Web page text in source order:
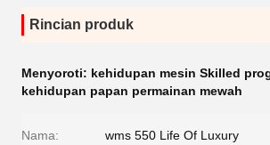
Rincian produk
Menyoroti: kehidupan mesin Skilled
kehidupan papan permainan mewah
Nama: wms 550 Life Of Luxury